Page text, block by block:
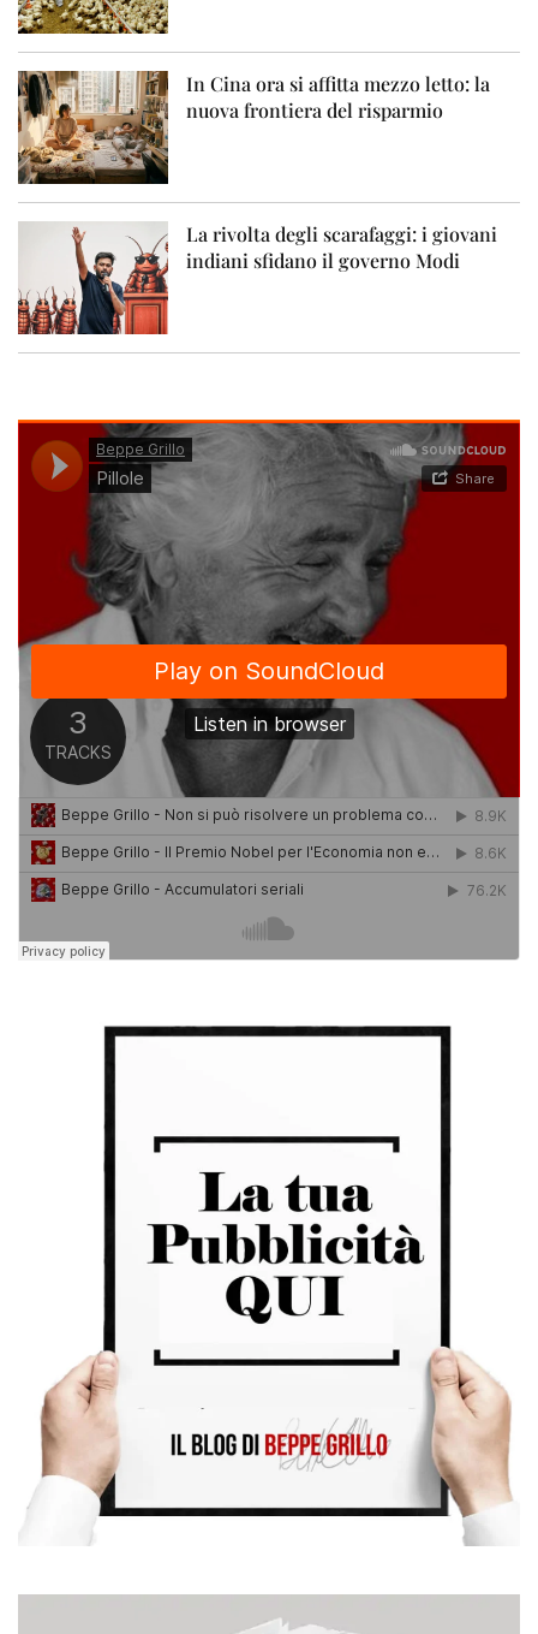
In Cina ora si affitta mezzo letto: la
nuova frontiera del risparmio
La rivolta degli scarafaggi: i giovani
indiani sfidano il governo Modi